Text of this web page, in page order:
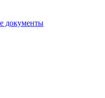
документы